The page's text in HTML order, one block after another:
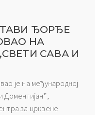
ЂОРЂЕ
НА
САВА И
је на међународној
за црквене